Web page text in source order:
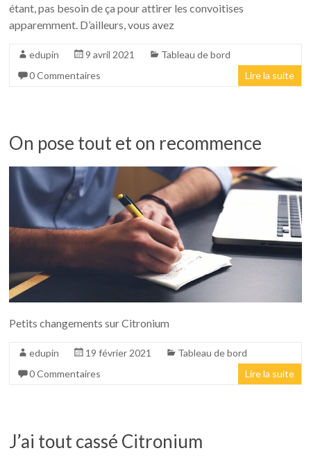
étant, pas besoin de ça pour attirer les convoitises
apparemment. D’ailleurs, vous avez
edupin 9 avril 2021
Tableau de bord
0 Commentaires
Lire la suite
On pose tout et on recommence
Petits changements sur Citronium
edupin 19 février 2021
Tableau de bord
0 Commentaires
Lire la suite
J’ai tout cassé Citronium